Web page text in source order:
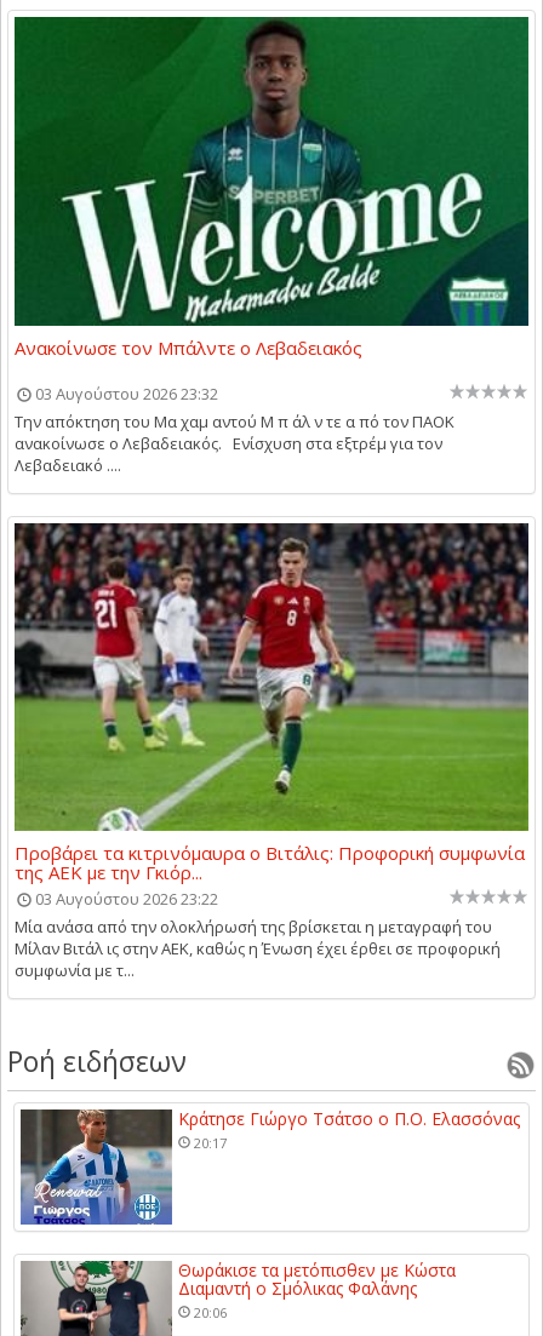
Ανακοίνωσε τον Μπάλντε ο Λεβαδειακός
03 Αυγούστου 2026 23:32
Την απόκτηση του Μα χαμ αντού Μ π άλ ν τε α πό τον ΠΑΟΚ
ανακοίνωσε ο Λεβαδειακός. Ενίσχυση στα εξτρέμ για τον
Λεβαδειακό ....
Προβάρει τα κιτρινόμαυρα ο Βιτάλις: Προφορική συμφωνία
της ΑΕΚ με την Γκιόρ...
03 Αυγούστου 2026 23:22
Μία ανάσα από την ολοκλήρωσή της βρίσκεται η μεταγραφή του
Μίλαν Βιτάλ ις στην ΑΕΚ, καθώς η Ένωση έχει έρθει σε προφορική
συμφωνία με τ...
Ροή ειδήσεων
Κράτησε Γιώργο Τσάτσο ο Π.Ο. Ελασσόνας
20:17
Θωράκισε τα μετόπισθεν με Κώστα
Διαμαντή ο Σμόλικας Φαλάνης
20:06